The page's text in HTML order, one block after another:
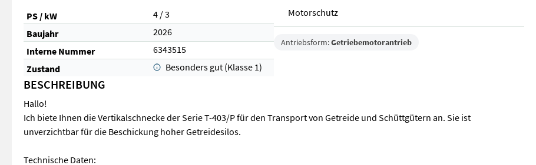
PS / kW
4 / 3
Baujahr
2026
Interne Nummer
6343515
Zustand
Besonders gut (Klasse 1)
Motorschutz
Antriebsform:Getriebemotorantrieb
BESCHREIBUNG
Hallo!
Ich biete Ihnen die Vertikalschnecke der Serie T-403/P für den Transport von Getreide und Schüttgütern an. Sie ist
unverzichtbar für die Beschickung hoher Getreidesilos.
Technische Daten: